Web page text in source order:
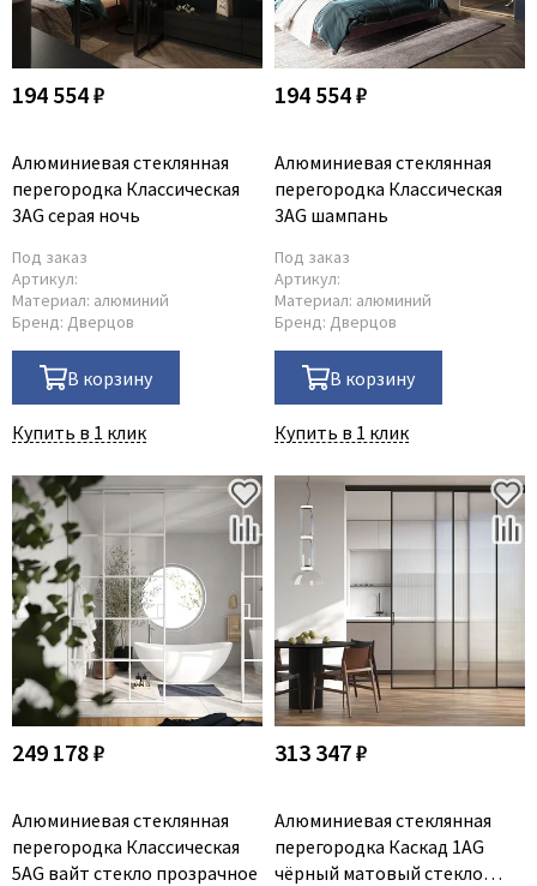
194 554 ₽
Алюминиевая стеклянная
перегородка Классическая
3AG серая ночь
Под заказ
Артикул:
Материал: алюминий
Бренд: Дверцов
В корзину
Купить в 1 клик
194 554 ₽
Алюминиевая стеклянная
перегородка Классическая
3AG шампань
Под заказ
Артикул:
Материал: алюминий
Бренд: Дверцов
В корзину
Купить в 1 клик
249 178 ₽
Алюминиевая стеклянная
перегородка Классическая
5AG вайт стекло прозрачное
313 347 ₽
Алюминиевая стеклянная
перегородка Каскад 1AG
чёрный матовый стекло